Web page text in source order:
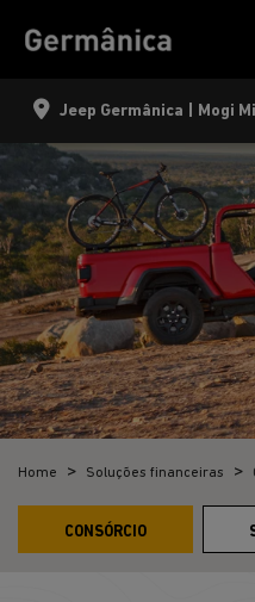
Jeep Germânica | Mogi
Home Soluções financeiras
CONSÓRCIO